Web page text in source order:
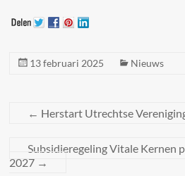
13 februari 2025 Nieuws
← Herstart Utrechtse
Subsidieregeling Vitale Kernen
2027 →